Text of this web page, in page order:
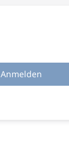
Anmelden